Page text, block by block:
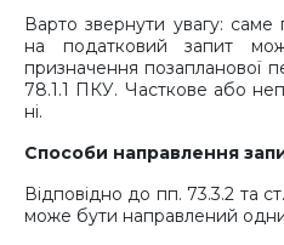
Варто звернути увагу: саме
на податковий запит
призначення позапланової
78.1.1 ПКУ. Часткове або
ні.
Способи направлення
Відповідно до пп. 73.3.2 та
може бути направлений